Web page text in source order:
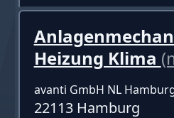
Heizung Klima
avanti GmbH NL
22113 Hamburg